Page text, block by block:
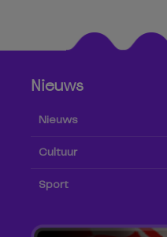
Nieuws
Nieuws
Cultuur
Sport